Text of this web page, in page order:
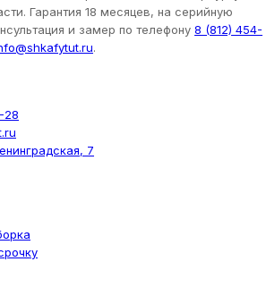
Гарантия 18 месяцев, на серийную
и замер по телефону 8 (812) 454-
.
28
7